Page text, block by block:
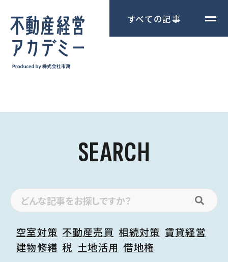
すべての記事
SEARCH
空室対策 不動産売買 相続対策 賃貸経営
建物修繕 税 土地活用 借地権